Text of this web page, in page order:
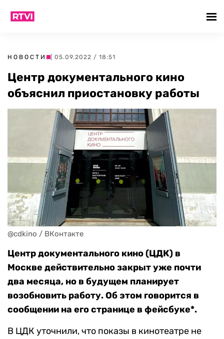
НОВОСТИ | 05.09.2022 / 18:51
Центр документального кино
объяснил приостановку работы
@cdkino / ВКонтакте
Центр документального кино (ЦДК) в
Москве действительно закрыт уже почти
два месяца, но в будущем планирует
возобновить работу. Об этом говорится в
сообщении на его странице в фейсбуке*.
В ЦДК уточнили, что показы в кинотеатре не